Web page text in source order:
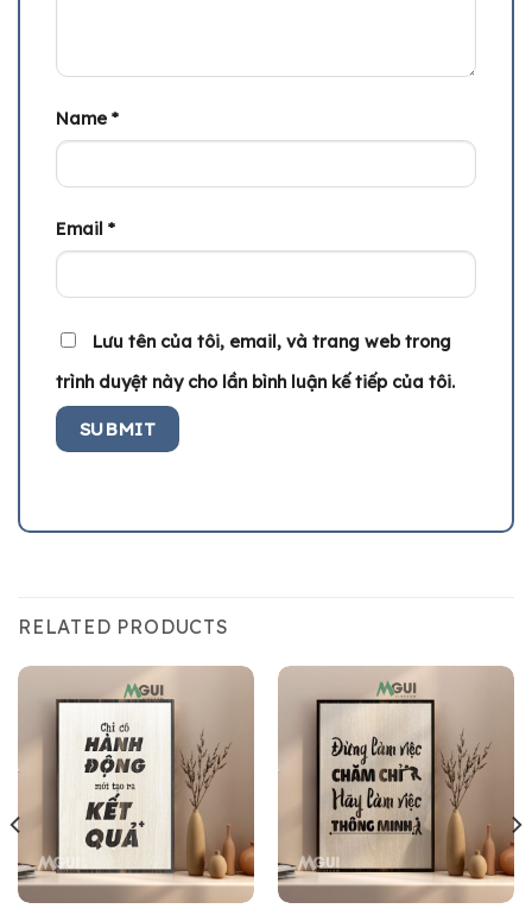
Name *
Email *
Lưu tên của tôi, email, và trang web trong
trình duyệt này cho lần bình luận kế tiếp của tôi.
RELATED PRODUCTS